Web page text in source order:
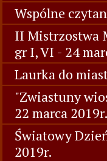
Wspólne
II Mistrzostwa
gr I, VI - 24
Laurka do
"Zwiastuny
22 marca 2019r.
Światowy
2019r.